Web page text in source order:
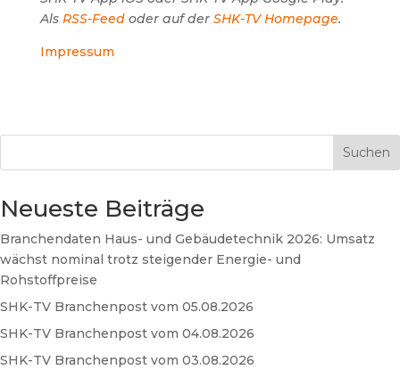
Als RSS-Feedoder auf der SHK-TV Homepage.
Impressum
Suchen
Neueste Beiträge
Branchendaten Haus- und Gebäudetechnik 2026: Umsatz
wächst nominal trotz steigender Energie- und
Rohstoffpreise
SHK-TV Branchenpost vom 05.08.2026
SHK-TV Branchenpost vom 04.08.2026
SHK-TV Branchenpost vom 03.08.2026